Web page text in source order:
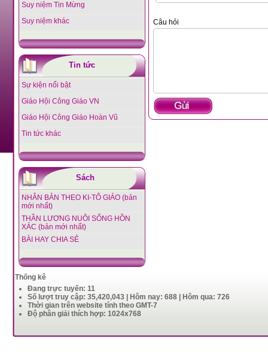
Suy niệm Tin Mừng
Suy niệm khác
Tin tức
Sự kiện nổi bật
Giáo Hội Công Giáo VN
Giáo Hội Công Giáo Hoàn Vũ
Tin tức khác
Sách
NHÂN BẢN THEO KI-TÔ GIÁO (bản
mới nhất)
THẦN LƯƠNG NUÔI SỐNG HỒN
XÁC (bản mới nhất)
BÀI HAY CHIA SẺ
Câu hỏi
Thống kê
Đang trực tuyến: 11
Số lượt truy cập: 35,420,043 | Hôm nay: 688 | Hôm qua: 726
Thời gian trên website tính theo GMT-7
Độ phân giải thích hợp: 1024x768